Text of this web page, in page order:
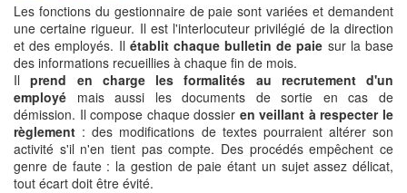
Les fonctions du gestionnaire de paie sont variées et demandent
une certaine rigueur. Il est l'interlocuteur privilégié de la direction
et des employés. Il établit chaque bulletin de paie sur la base
des informations recueillies à chaque fin de mois.
Ilprend en charge les formalités au recrutement d'un
employé mais aussi les documents de sortie en cas de
démission. Il compose chaque dossier en veillant à respecter le
règlement : des modifications de textes pourraient altérer son
activité s'il n'en tient pas compte. Des procédés empêchent ce
genre de faute : la gestion de paie étant un sujet assez délicat,
tout écart doit être évité.